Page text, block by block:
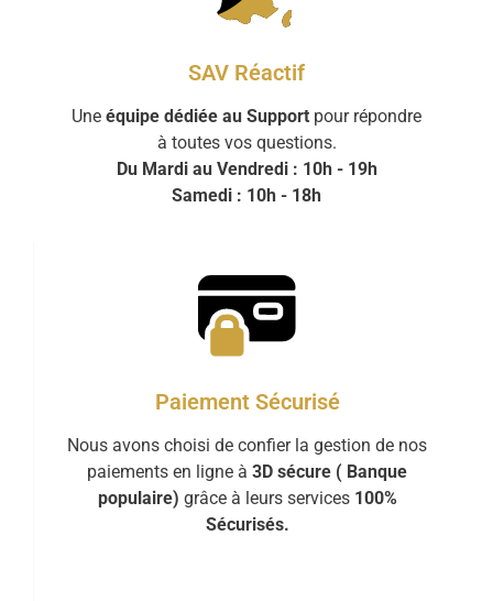
SAV Réactif
Une équipe dédiée au Support pour répondre
à toutes vos questions.
Du Mardi au Vendredi : 10h - 19h
Samedi : 10h - 18h
Paiement Sécurisé
Nous avons choisi de confier la gestion de nos
paiements en ligne à 3D sécure ( Banque
populaire) grâce à leurs services 100%
Sécurisés.